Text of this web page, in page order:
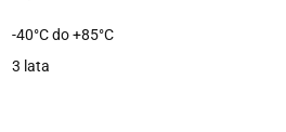
-40°C do +85°C
3 lata